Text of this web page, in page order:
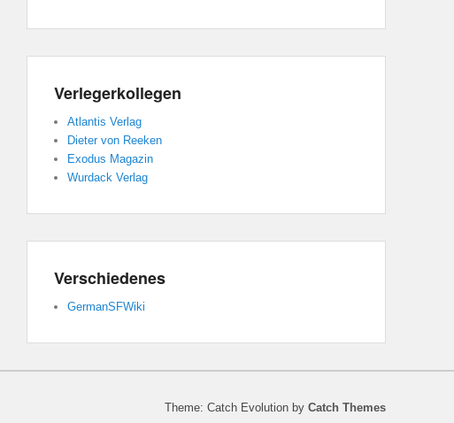
Verlegerkollegen
Atlantis Verlag
Dieter von Reeken
Exodus Magazin
Wurdack Verlag
Verschiedenes
GermanSFWiki
Theme: Catch Evolution by Catch Themes